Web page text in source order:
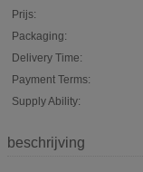
Prijs:
Packaging:
Delivery Time:
Payment Terms:
Supply Ability:
beschrijving